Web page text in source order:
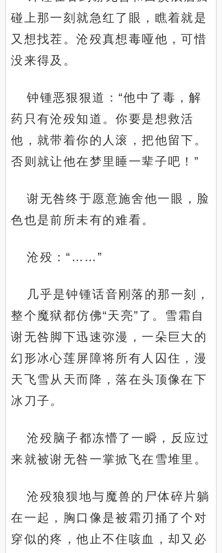
碰上那一刻就急红了眼，瞧着就是
又想找茬。沧殁真想毒哑他，可惜
没来得及。
钟锺恶狠狠道：“他中了毒，解
药只有沧殁知道。你要是想救活
他，就带着你的人滚，把他留下。
否则就让他在梦里睡一辈子吧！”
谢无咎终于愿意施舍他一眼，脸
色也是前所未有的难看。
沧殁：“……”
几乎是钟锺话音刚落的那一刻，
整个魔狱都仿佛“天亮”了。雪霜自
谢无咎脚下迅速弥漫，一朵巨大的
幻形冰心莲屏障将所有人囚住，漫
天飞雪从天而降，落在头顶像在下
冰刀子。
沧殁脑子都冻懵了一瞬，反应过
来就被谢无咎一掌掀飞在雪堆里。
沧殁狼狈地与魔兽的尸体碎片躺
在一起，胸口像是被霜刃捅了个对
穿似的疼，他止不住咳血，却又必